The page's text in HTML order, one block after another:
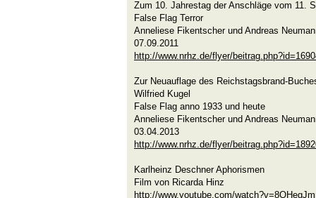
Zum 10. Jahrestag der Anschläge vom 11.
False Flag Terror
Anneliese Fikentscher und Andreas
07.09.2011
http://www.nrhz.de/flyer/
Zur Neuauflage des Reichstagsbrand-
Wilfried Kugel
False Flag anno 1933 und heute
Anneliese Fikentscher und Andreas
03.04.2013
http://www.nrhz.de/flyer/
Karlheinz Deschner Aphorismen
Film von Ricarda Hinz
http://www.youtube.com/